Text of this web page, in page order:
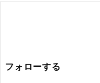
フォローする